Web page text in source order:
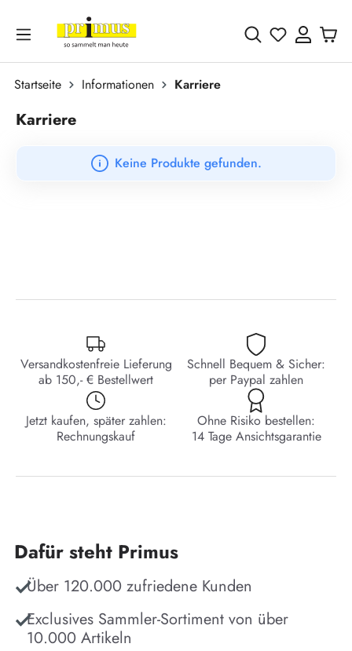
Zum Hauptinhalt springen
Du hast 0
Startseite Informationen Karriere
Karriere
Keine Produkte gefunden.
Versandkostenfreie Lieferung
ab 150,- € Bestellwert
Schnell Bequem & Sicher:
per Paypal zahlen
Jetzt kaufen, später zahlen:
Rechnungskauf
Ohne Risiko bestellen:
14 Tage Ansichtsgarantie
Dafür steht Primus
Über 120.000 zufriedene Kunden
Exclusives Sammler-Sortiment von über
10.000 Artikeln